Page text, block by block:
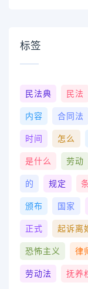
标签
民法典 民法
内容 合同法
时间 怎么
是什么 劳动
的 规定
颁布 国家
正式 起诉离
恐怖主义 律
劳动法 抚养